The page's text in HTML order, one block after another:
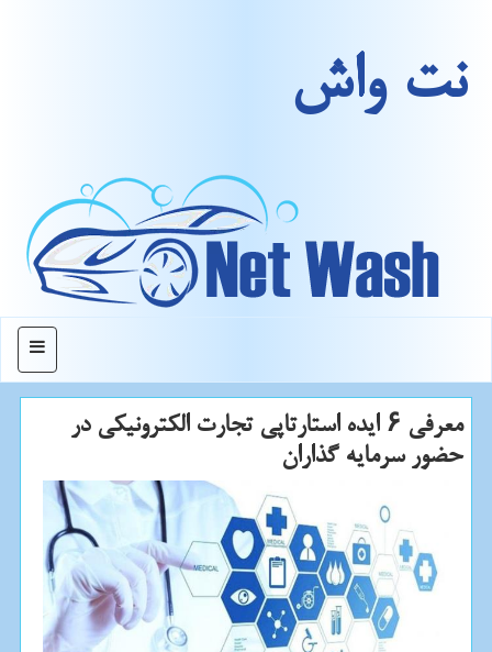
نت واش
منو
معرفی ۶ ایده استارتاپی تجارت الكترونیكی در
حضور سرمایه گذاران